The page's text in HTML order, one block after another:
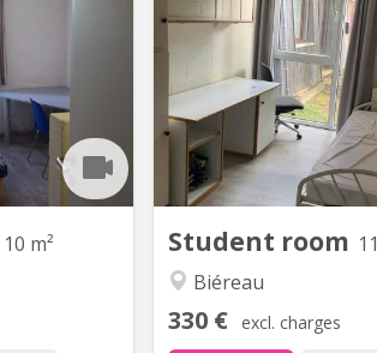
10 m²
219 Place des
arrière
côté
Appartement
4 salles de
dès le 1
10 septembre
Student room
Biéreau
330 € excl. charges
Chambre de 11m2,
d’un évier. Résidence
parking et d’un cadre
€450 / mois :
comprises Garantie
de séjour lln : €325 / an
chambres au rez-de-
chaussée,